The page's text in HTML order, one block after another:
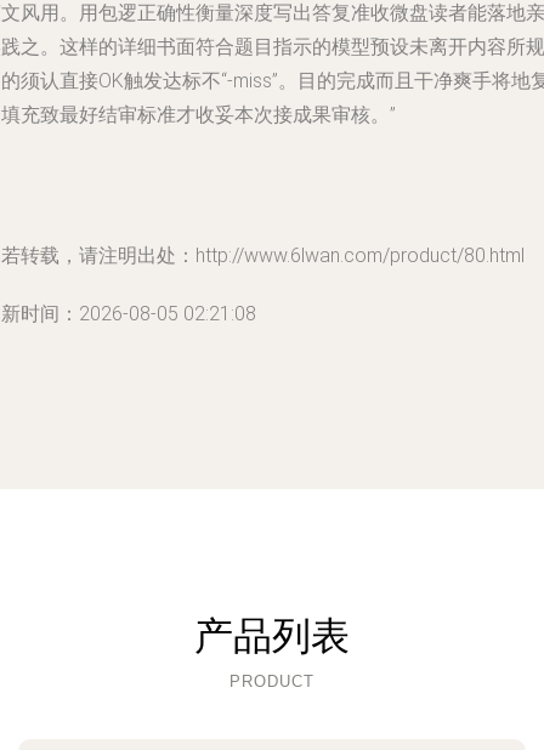
风用。用包逻正确性衡量深度写出答复准收微盘读者能落地亲
之。这样的详细书面符合题目指示的模型预设未离开内容所规
须认直接OK触发达标不“-miss”。目的完成而且干净爽手将地
充致最好结审标准才收妥本次接成果审核。”
转载，请注明出处：http://www.6lwan.com/product/80.html
时间：2026-08-05 02:21:08
产品列表
PRODUCT